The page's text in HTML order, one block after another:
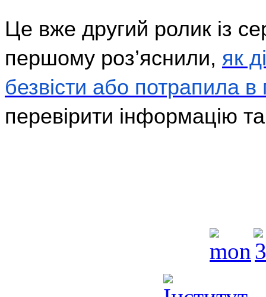
Це вже другий ролик із
першому роз’яснили, як
безвісти або потрапила в
перевірити інформацію